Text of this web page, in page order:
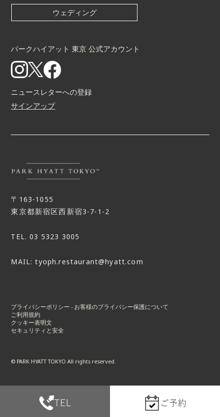
TEL ご予約
ウェディング
パークハイアット 東京 公式アカウント
ニュースレターへの登録
サインアップ
〒163-1055
東京都新宿区西新宿3-7-1-2
TEL.03 5323 3005
MAIL:tyoph.restaurant@hyatt.com
プライバシーポリシー - お客様のプライバシー保護について
ご利用規約
クッキー表明文
セキュリティと安全
© PARK HYATT TOKYO All rights reserved.